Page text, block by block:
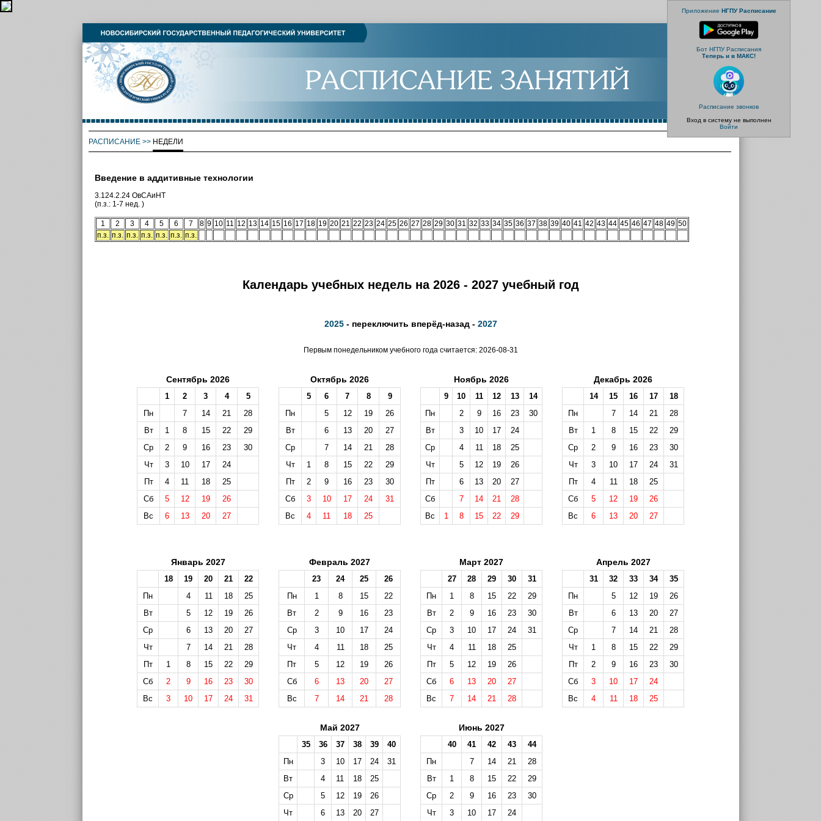
Приложение НГПУ Расписание
Бот НГПУ Расписания
Теперь и в МАКС!
Расписание звонков
Вход в систему не выполнен
Войти
РАСПИСАНИЕ>> НЕДЕЛИ
Введение в аддитивные технологии
3.124.2.24 ОвСАиНТ
(п.з.: 1-7 нед. )
1 2 3 4 5 6 7 8 9 10 11 12 13 14 15 16 17 18 19 20 21 22 23 24 25 26 27 28 29 30 31 32 33 34 35 36 37 38 39 40 41 42 43 44 45 46 47 48 49 50
п.з. п.з. п.з. п.з. п.з. п.з. п.з.
Календарь учебных недель на 2026 - 2027 учебный год
2025- переключить вперёд-назад - 2027
Первым понедельником учебного года считается: 2026-08-31
Сентябрь 2026
1 2 3 4
5
Пн
7 14 21
28
Вт
1 8 15 22
29
Ср
2 9 16 23
30
Чт
3 10 17
24
Пт
4 11 18
25
Сб
5 12 19
26
Вс
6 13 20 27
Октябрь 2026
5 6 7 8
9
Пн
5 12 19
26
Вт
6 13 20
27
Ср
7 14 21
28
Чт
1 8 15 22
29
Пт
2 9 16 23
30
Сб
3 10 17 24
31
Вс
4 11 18 25
Ноябрь 2026
9 10 11 12 13
14
Пн
2 9 16 23
30
Вт
3 10 17
24
Ср
4 11 18
25
Чт
5 12 19
26
Пт
6 13 20
27
Сб
7 14 21
28
Вс
1 8 15 22 29
Декабрь 2026
14 15 16 17
18
Пн
7 14 21
28
Вт
1 8 15 22
29
Ср
2 9 16 23
30
Чт
3 10 17 24
31
Пт
4 11 18
25
Сб
5 12 19
26
Вс
6 13 20 27
Январь 2027
18 19 20 21
22
Пн
4 11 18
25
Вт
5 12 19
26
Ср
6 13 20
27
Чт
7 14 21
28
Пт
1 8 15 22
29
Сб
2 9 16 23
30
Вс
3 10 17 24 31
Февраль 2027
23 24 25
26
Пн
1 8 15
22
Вт
2 9 16
23
Ср
3 10 17
24
Чт
4 11 18
25
Пт
5 12 19
26
Сб
6 13 20
27
Вс
7 14 21 28
Март 2027
27 28 29 30
31
Пн
1 8 15 22
29
Вт
2 9 16 23
30
Ср
3 10 17 24
31
Чт
4 11 18
25
Пт
5 12 19
26
Сб
6 13 20
27
Вс
7 14 21 28
Апрель 2027
31 32 33 34
35
Пн
5 12 19
26
Вт
6 13 20
27
Ср
7 14 21
28
Чт
1 8 15 22
29
Пт
2 9 16 23
30
Сб
3 10 17
24
Вс
4 11 18 25
Май 2027
35 36 37 38 39
40
Пн
3 10 17 24
31
Вт
4 11 18
25
Ср
5 12 19
26
Чт
6 13 20 27
Июнь 2027
40 41 42 43
44
Пн
7 14 21
28
Вт
1 8 15 22
29
Ср
2 9 16 23
30
Чт
3 10 17 24